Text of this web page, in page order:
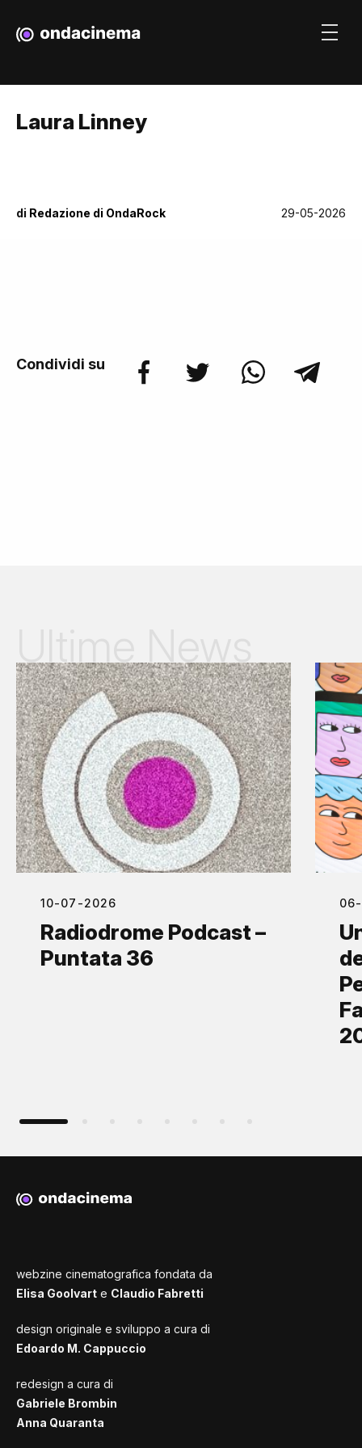
Laura Linney
di Redazione di OndaRock 29-05-2026
Condividi su
10-07-2026
Radiodrome Podcast –
Puntata 36
webzine cinematografica fondata da
Elisa Goolvart e Claudio Fabretti
design originale e sviluppo a cura di
Edoardo M. Cappuccio
redesign a cura di
Gabriele Brombin
Anna Quaranta